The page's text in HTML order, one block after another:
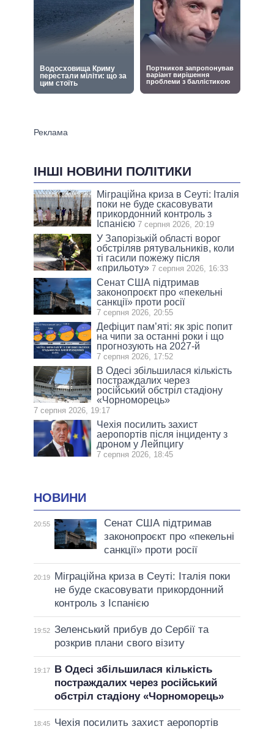
ІНШІ НОВИНИ ПОЛІТИКИ
Міграційна криза в Сеуті: Італія
поки не буде скасовувати
прикордонний контроль з
Іспанією 7 серпня 2026, 20:19
У Запорізькій області ворог
обстріляв рятувальників, коли
ті гасили пожежу після
«прильоту» 7 серпня 2026, 16:33
Сенат США підтримав
законопроєкт про «пекельні
санкції» проти росії
7 серпня 2026, 20:55
Дефіцит пам’яті: як зріс попит
на чипи за останні роки і що
прогнозують на 2027-й
7 серпня 2026, 17:52
В Одесі збільшилася кількість
постраждалих через
російський обстріл стадіону
«Чорноморець»
7 серпня 2026, 19:17
Чехія посилить захист
аеропортів після інциденту з
дроном у Лейпцигу
7 серпня 2026, 18:45
НОВИНИ
20:55
Сенат США підтримав
законопроєкт про «пекельні
санкції» проти росії
20:19
Міграційна криза в Сеуті: Італія поки
не буде скасовувати прикордонний
контроль з Іспанією
19:52 Зеленський прибув до Сербії та
розкрив плани свого візиту
19:17
В Одесі збільшилася кількість
постраждалих через російський
обстріл стадіону «Чорноморець»
18:45
Чехія посилить захист аеропортів